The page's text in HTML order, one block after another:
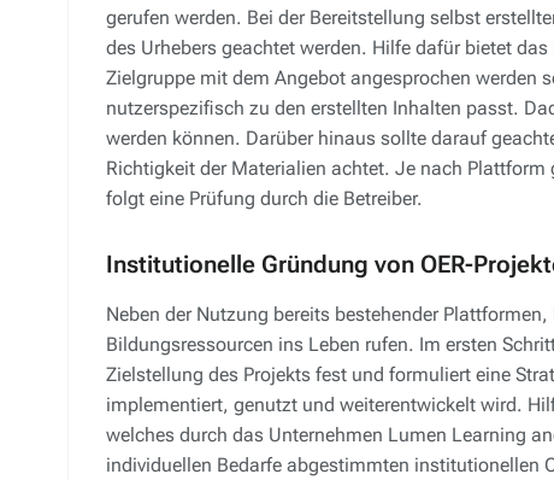
gerufen werden. Bei der Bereitstellung selbst
des Urhebers geachtet werden. Hilfe dafür bietet
Zielgruppe mit dem Angebot angesprochen
nutzerspezifisch zu den erstellten Inhalten passt.
werden können. Darüber hinaus sollte darauf
Richtigkeit der Materialien achtet. Je nach
folgt eine Prüfung durch die Betreiber.
Institutionelle Gründung von OER-
Neben der Nutzung bereits bestehender
Bildungsressourcen ins Leben rufen. Im ersten
Zielstellung des Projekts fest und formuliert eine
implementiert, genutzt und weiterentwickelt wird.
welches durch das Unternehmen Lumen Learning
individuellen Bedarfe abgestimmten institutionellen